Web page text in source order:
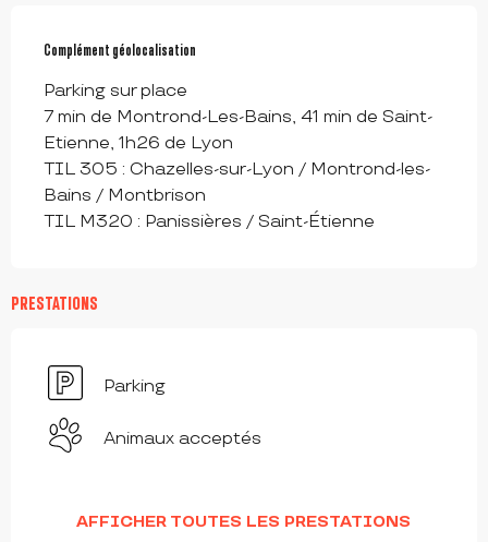
Complément géolocalisation
Complément géolocalisation
Parking sur place
7 min de Montrond-Les-Bains, 41 min de Saint-
Etienne, 1h26 de Lyon
TIL 305 : Chazelles-sur-Lyon / Montrond-les-
Bains / Montbrison
TIL M320 : Panissières / Saint-Étienne
PRESTATIONS
Parking
Animaux acceptés
AFFICHER TOUTES LES PRESTATIONS